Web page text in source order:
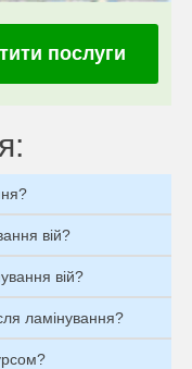
послуги
вій?
вій?
ламінування?